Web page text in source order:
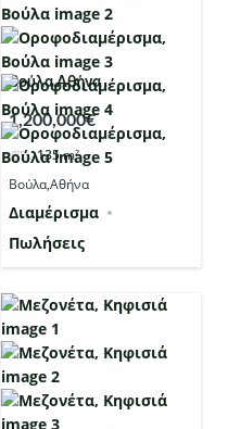
Βούλα,Αθήνα
1,200,000€
135m²
Βούλα,Αθήνα
Διαμέρισμα
Πωλήσεις